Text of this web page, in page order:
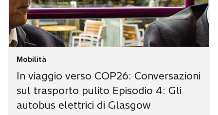
Mobilità
In viaggio verso COP26: Conversazioni
sul trasporto pulito Episodio 4: Gli
autobus elettrici di Glasgow